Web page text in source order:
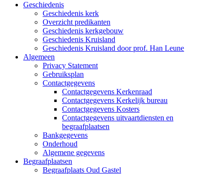
Geschiedenis
Geschiedenis kerk
Overzicht predikanten
Geschiedenis kerkgebouw
Geschiedenis Kruisland
Geschiedenis Kruisland door prof. Han Leune
Algemeen
Privacy Statement
Gebruiksplan
Contactgegevens
Contactgegevens Kerkenraad
Contactgegevens Kerkelijk bureau
Contactgegevens Kosters
Contactgegevens uitvaartdiensten en
begraafplaatsen
Bankgegevens
Onderhoud
Algemene gegevens
Begraafplaatsen
Begraafplaats Oud Gastel